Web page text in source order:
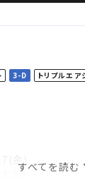
3-D トリプルエア
：00
すべてを読む